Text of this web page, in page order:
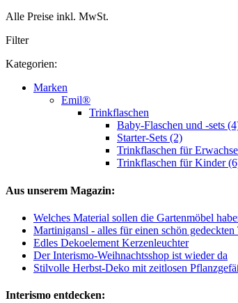
Alle Preise inkl. MwSt.
Filter
Kategorien:
Marken
Emil®
Trinkflaschen
Baby-Flaschen und -sets
Starter-Sets (2)
Trinkflaschen für
Trinkflaschen für Kinder
Aus unserem Magazin:
Welches Material sollen die Gartenmöbel
Martinigansl - alles für einen schön gedeckten
Edles Dekoelement Kerzenleuchter
Der Interismo-Weihnachtsshop ist wieder da
Stilvolle Herbst-Deko mit zeitlosen
Interismo entdecken: